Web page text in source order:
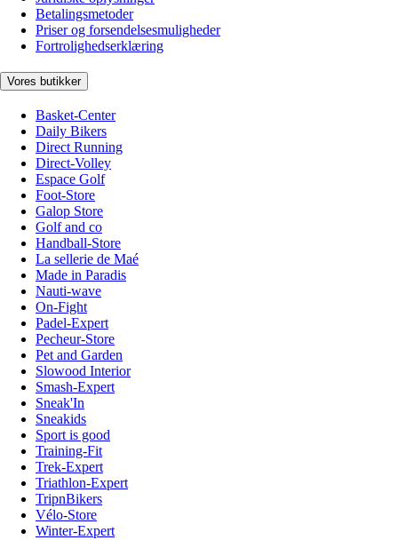
Betalingsmetoder
Priser og forsendelsesmuligheder
Fortrolighedserklæring
Vores butikker
Basket-Center
Daily Bikers
Direct Running
Direct-Volley
Espace Golf
Foot-Store
Galop Store
Golf and co
Handball-Store
La sellerie de Maé
Made in Paradis
Nauti-wave
On-Fight
Padel-Expert
Pecheur-Store
Pet and Garden
Slowood Interior
Smash-Expert
Sneak'In
Sneakids
Sport is good
Training-Fit
Trek-Expert
Triathlon-Expert
TripnBikers
Vélo-Store
Winter-Expert